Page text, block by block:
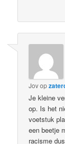
Jovop
Je kleine
op. Is het
voetstuk
een beetje
racisme